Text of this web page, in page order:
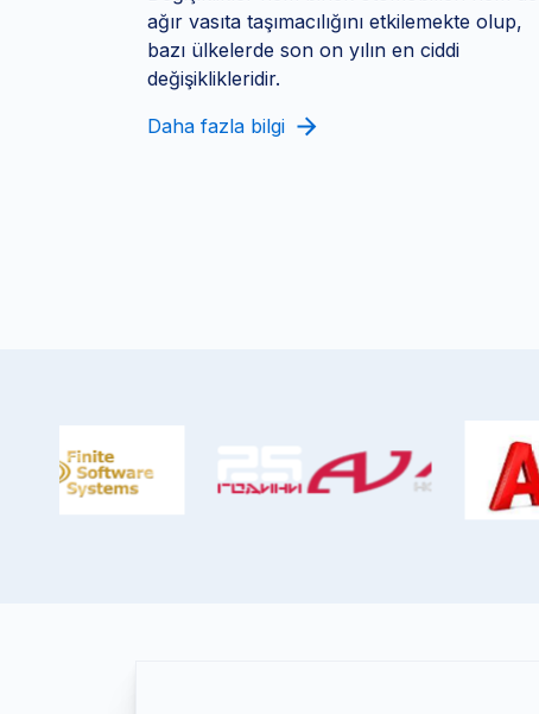
ağır vasıta taşımacılığını etkilemekte olup,
bazı ülkelerde son on yılın en ciddi
değişiklikleridir.
Daha fazla bilgi